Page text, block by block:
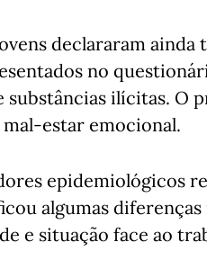
declararam
no
ilícitas. O
estar emocional.
epidemiológicos
algumas
e situação face ao